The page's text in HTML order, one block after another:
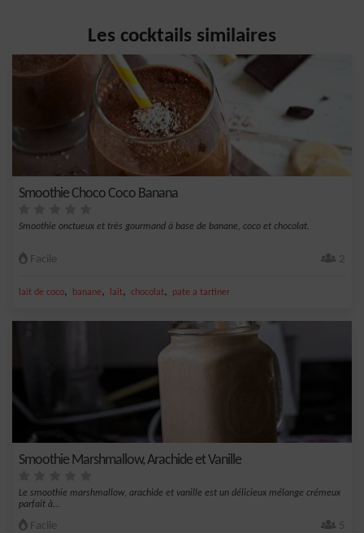
Les cocktails similaires
Smoothie Choco Coco Banana
Smoothie onctueux et très gourmand à base de banane, coco et chocolat.
Facile 2
lait de coco, banane, lait, chocolat, pate a tartiner
Smoothie Marshmallow, Arachide et Vanille
Le smoothie marshmallow, arachide et vanille est un délicieux mélange crémeux
parfait à...
Facile 5